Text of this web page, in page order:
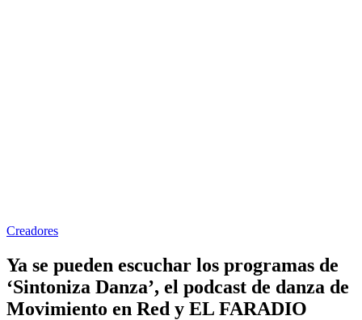
Creadores
Ya se pueden escuchar los programas de
‘Sintoniza Danza’, el podcast de danza de
Movimiento en Red y EL FARADIO